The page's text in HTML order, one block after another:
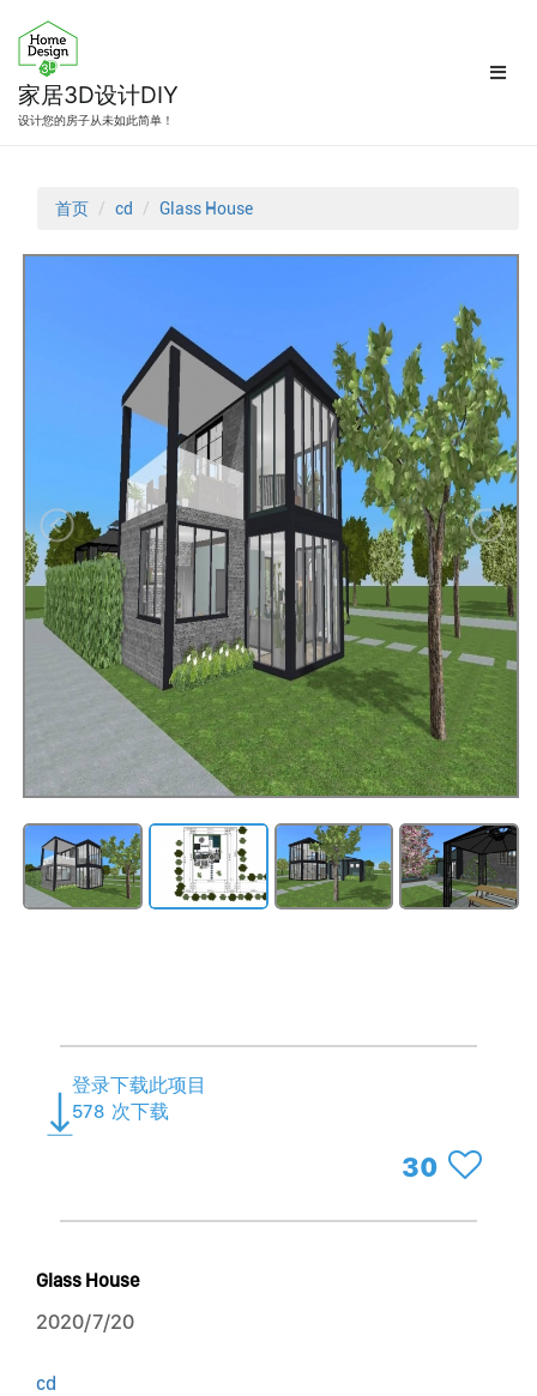
家居3D设计DIY
设计您的房子从未如此简单！
首页 cd Glass House
登录下载此项目
578 次下载
30
Glass House
2020/7/20
cd